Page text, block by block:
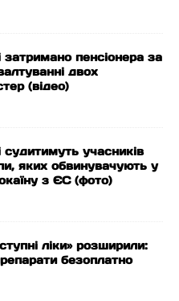
затримано пенсіонера за
двох
(відео)
судитимуть учасників
яких обвинувачують у
з ЄС (фото)
ліки» розширили:
безоплатно